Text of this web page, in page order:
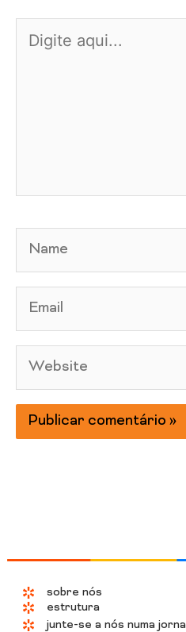
aqui...
sobre nós
estrutura
junte-se a nós numa